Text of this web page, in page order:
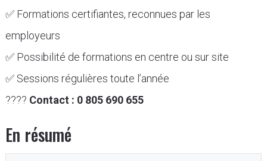
✅ Formations certifiantes, reconnues par les
employeurs
✅ Possibilité de formations en centre ou sur site
✅ Sessions régulières toute l’année
???? Contact : 0 805 690 655
En résumé